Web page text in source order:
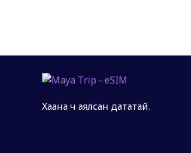
Хаана ч аялсан дататай.